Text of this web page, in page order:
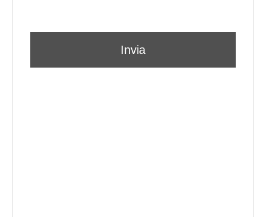
Invia